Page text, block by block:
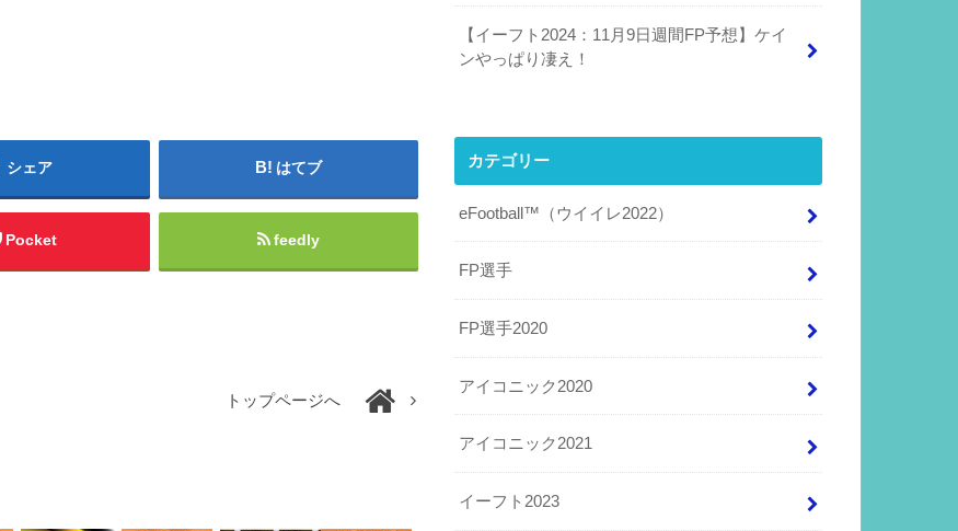
シェア はてブ
Pocket feedly
トップページへ
【イーフト2024：11月9日週間FP予想】ケイ
ンやっぱり凄え！
カテゴリー
eFootball™（ウイイレ2022）
FP選手
FP選手2020
アイコニック2020
アイコニック2021
イーフト2023